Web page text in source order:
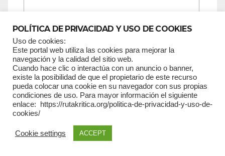
Apellidos
POLÍTICA DE PRIVACIDAD Y USO DE COOKIES
Uso de cookies:
Este portal web utiliza las cookies para mejorar la
navegación y la calidad del sitio web.
Cuando hace clic o interactúa con un anuncio o banner,
existe la posibilidad de que el propietario de este recurso
pueda colocar una cookie en su navegador con sus propias
condiciones de uso. Para mayor información el siguiente
enlace: https://rutakritica.org/politica-de-privacidad-y-uso-de-
cookies/
Cookie settings ACCEPT